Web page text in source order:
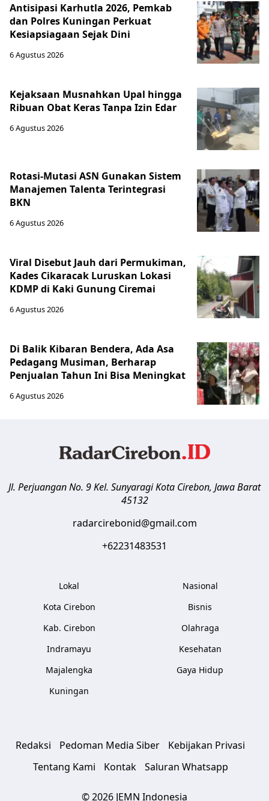
Antisipasi Karhutla 2026, Pemkab
dan Polres Kuningan Perkuat
Kesiapsiagaan Sejak Dini
6 Agustus 2026
Kejaksaan Musnahkan Upal hingga
Ribuan Obat Keras Tanpa Izin Edar
6 Agustus 2026
Rotasi-Mutasi ASN Gunakan Sistem
Manajemen Talenta Terintegrasi
BKN
6 Agustus 2026
Viral Disebut Jauh dari Permukiman,
Kades Cikaracak Luruskan Lokasi
KDMP di Kaki Gunung Ciremai
6 Agustus 2026
Di Balik Kibaran Bendera, Ada Asa
Pedagang Musiman, Berharap
Penjualan Tahun Ini Bisa Meningkat
6 Agustus 2026
Jl. Perjuangan No. 9 Kel. SunyaragiKota Cirebon, Jawa Barat
45132
radarcirebonid@gmail.com
+62231483531
Lokal
Kota Cirebon
Kab. Cirebon
Indramayu
Majalengka
Kuningan
Nasional
Bisnis
Olahraga
Kesehatan
Gaya Hidup
Redaksi Pedoman Media Siber
Kebijakan Privasi
Tentang Kami
Kontak Saluran Whatsapp
© 2026 JEMN Indonesia